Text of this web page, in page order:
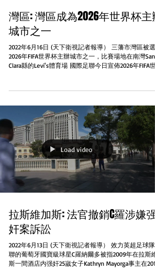
灣區: 灣區成為2026年世界杯主辦
城市之一
2022年6月16日 (天下衛視記者報導） 三藩市灣區被選
2026年FIFA世界杯主辦城市之一，比賽場地在南灣
Clara縣的Levi's體育場 國際足聯今日宣佈2026年FIFA世
Load video
拉斯維加斯: 法官撤銷C羅涉嫌强
奸案訴訟
2022年6月13日 (天下衛視記者報導） 效力英超足球隊
聯的葡萄牙國寶級球星C羅納爾多被指2009年在拉斯
斯一間酒店内强奸25嵗女子Kathryn Mayorga事主在2018